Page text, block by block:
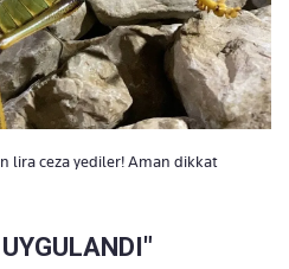
lira ceza yediler! Aman dikkat